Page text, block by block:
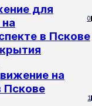
0
для
в Пскове
на
Пскове
1